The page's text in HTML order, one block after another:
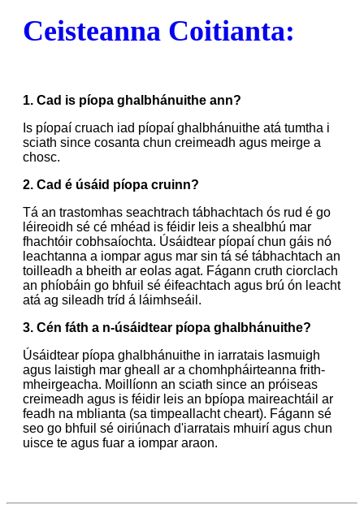
Ceisteanna Coitianta:
1. Cad is píopa ghalbhánuithe ann?
Is píopaí cruach iad píopaí ghalbhánuithe atá tumtha i
sciath since cosanta chun creimeadh agus meirge a
chosc.
2. Cad é úsáid píopa cruinn?
Tá an trastomhas seachtrach tábhachtach ós rud é go
léireoidh sé cé mhéad is féidir leis a shealbhú mar
fhachtóir cobhsaíochta. Úsáidtear píopaí chun gáis nó
leachtanna a iompar agus mar sin tá sé tábhachtach an
toilleadh a bheith ar eolas agat. Fágann cruth ciorclach
an phíobáin go bhfuil sé éifeachtach agus brú ón leacht
atá ag sileadh tríd á láimhseáil.
3. Cén fáth a n-úsáidtear píopa ghalbhánuithe?
Úsáidtear píopa ghalbhánuithe in iarratais lasmuigh
agus laistigh mar gheall ar a chomhpháirteanna frith-
mheirgeacha. Moillíonn an sciath since an próiseas
creimeadh agus is féidir leis an bpíopa maireachtáil ar
feadh na mblianta (sa timpeallacht cheart). Fágann sé
seo go bhfuil sé oiriúnach d'iarratais mhuirí agus chun
uisce te agus fuar a iompar araon.